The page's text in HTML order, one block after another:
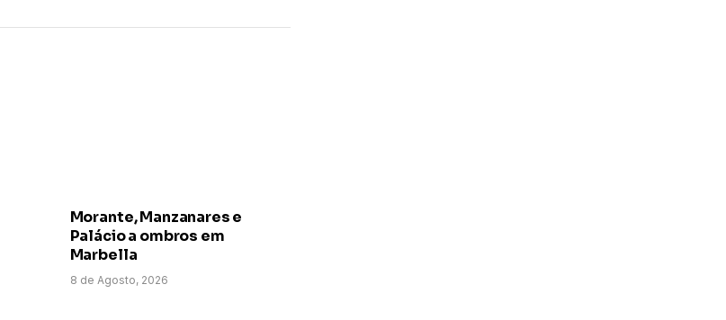
Morante, Manzanares e
Palácio a ombros em
Marbella
8 de Agosto, 2026